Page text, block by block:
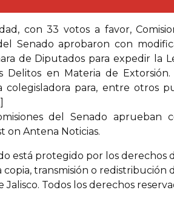
con 33 votos a favor,
Senado aprobaron con
de Diputados para expedir la
Delitos en Materia de
para, entre otros
del Senado aprueban
on Antena Noticias.
está protegido por los
copia, transmisión o redistribución
Jalisco. Todos los derechos